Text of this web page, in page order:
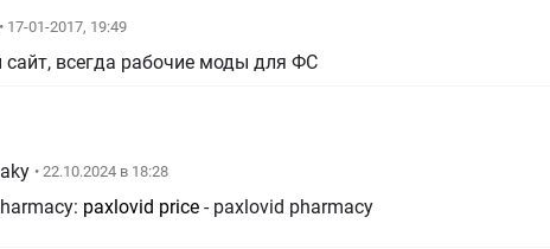
• 17-01-2017, 19:49
сайт, всегда рабочие моды для ФС
• 22.10.2024 в 18:28
paxlovid price - paxlovid pharmacy